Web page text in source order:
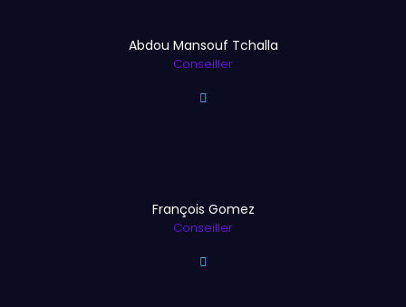
Abdou Mansouf Tchalla
Conseiller
François Gomez
Conseiller